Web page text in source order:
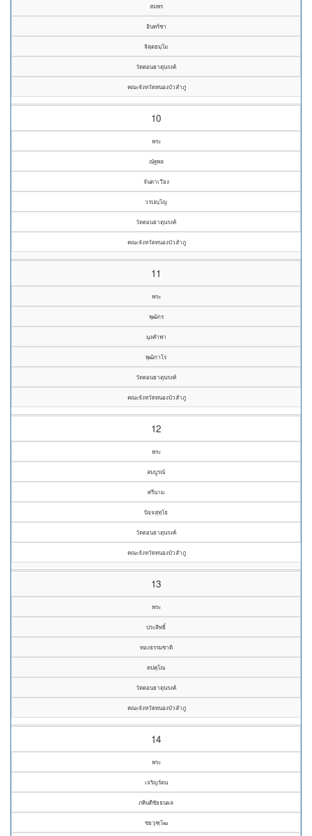
สมพร
อินทร์ชา
จิตฺตธมฺโม
วัดดอนธาตุนรงค์
คณะจังหวัดหนองบัวลำภู
10
พระ
ณัฐพล
จันดาเวียง
วรปญฺโญ
วัดดอนธาตุนรงค์
คณะจังหวัดหนองบัวลำภู
11
พระ
พุฒิกร
มุงคำพา
พุฒิกาโร
วัดดอนธาตุนรงค์
คณะจังหวัดหนองบัวลำภู
12
พระ
สมบูรณ์
ศรีนาม
นิจฺจสุทฺโธ
วัดดอนธาตุนรงค์
คณะจังหวัดหนองบัวลำภู
13
พระ
ประสิทธิ์
ทองธรรมชาติ
ตปคุโณ
วัดดอนธาตุนรงค์
คณะจังหวัดหนองบัวลำภู
14
พระ
เจริญรัตน
ภคินดีชัยธนผล
ชยวุฑฺโฒ